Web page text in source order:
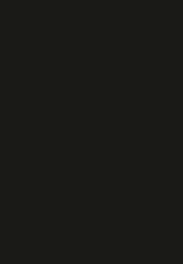
depois tomamos